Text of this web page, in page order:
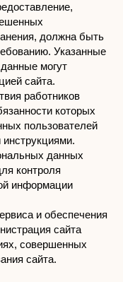
должна быть
Указанные
могут
сайта.
работников
которых
пользователей
данных
контроля
информации
и обеспечения
сайта
совершенных
сайта.